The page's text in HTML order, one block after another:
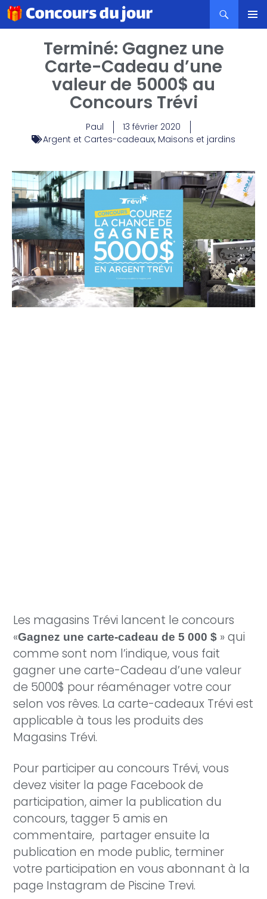
Terminé: Gagnez une
Carte-Cadeau d’une
valeur de 5000$ au
Concours Trévi
Paul
13 février 2020
Argent et Cartes-cadeaux, Maisons et jardins
Les magasins Trévi lancent le concours
«Gagnez une carte-cadeau de 5 000 $ » qui
comme sont nom l’indique, vous fait
gagner une carte-Cadeau d’une valeur
de 5000$ pour réaménager votre cour
selon vos rêves. La carte-cadeaux Trévi est
applicable à tous les produits des
Magasins Trévi.
Pour participer au concours Trévi, vous
devez visiter la page Facebook de
participation, aimer la publication du
concours, tagger 5 amis en
commentaire, partager ensuite la
publication en mode public, terminer
votre participation en vous abonnant à la
page Instagram de Piscine Trevi.